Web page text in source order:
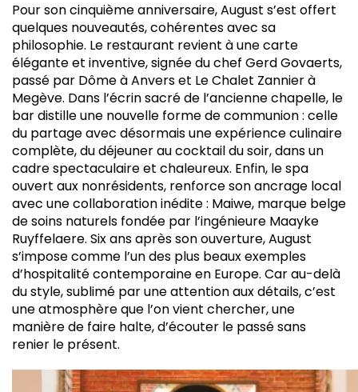
Pour son cinquième anniversaire, August s’est offert
quelques nouveautés, cohérentes avec sa
philosophie. Le restaurant revient à une carte
élégante et inventive, signée du chef Gerd Govaerts,
passé par Dôme à Anvers et Le Chalet Zannier à
Megève. Dans l’écrin sacré de l’ancienne chapelle, le
bar distille une nouvelle forme de communion : celle
du partage avec désormais une expérience culinaire
complète, du déjeuner au cocktail du soir, dans un
cadre spectaculaire et chaleureux. Enfin, le spa
ouvert aux nonrésidents, renforce son ancrage local
avec une collaboration inédite : Maiwe, marque belge
de soins naturels fondée par l’ingénieure Maayke
Ruyffelaere. Six ans après son ouverture, August
s’impose comme l’un des plus beaux exemples
d’hospitalité contemporaine en Europe. Car au-delà
du style, sublimé par une attention aux détails, c’est
une atmosphère que l’on vient chercher, une
manière de faire halte, d’écouter le passé sans
renier le présent.